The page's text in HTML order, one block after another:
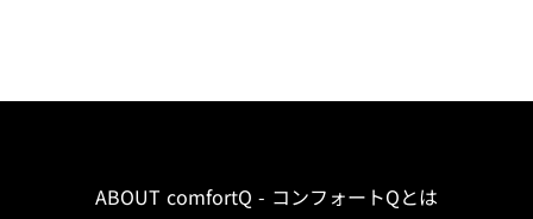
ABOUT comfortQ - コンフォートQとは